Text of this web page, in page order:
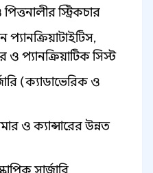
স্ট্রিকচার
ও প্যানক্রিয়াটিক সিস্ট
(ক্যাডাভেরিক ও
ও ক্যান্সারের উন্নত